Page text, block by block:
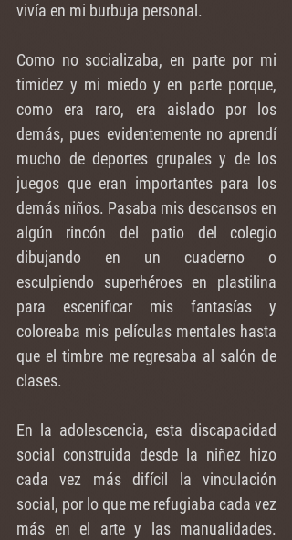
vivía en mi burbuja personal.
Como no socializaba, en parte por mi
timidez y mi miedo y en parte porque,
como era raro, era aislado por los
demás, pues evidentemente no aprendí
mucho de deportes grupales y de los
juegos que eran importantes para los
demás niños. Pasaba mis descansos en
algún rincón del patio del colegio
dibujando en un cuaderno o
esculpiendo superhéroes en plastilina
para escenificar mis fantasías y
coloreaba mis películas mentales hasta
que el timbre me regresaba al salón de
clases.
En la adolescencia, esta discapacidad
social construida desde la niñez hizo
cada vez más difícil la vinculación
social, por lo que me refugiaba cada vez
más en el arte y las manualidades.